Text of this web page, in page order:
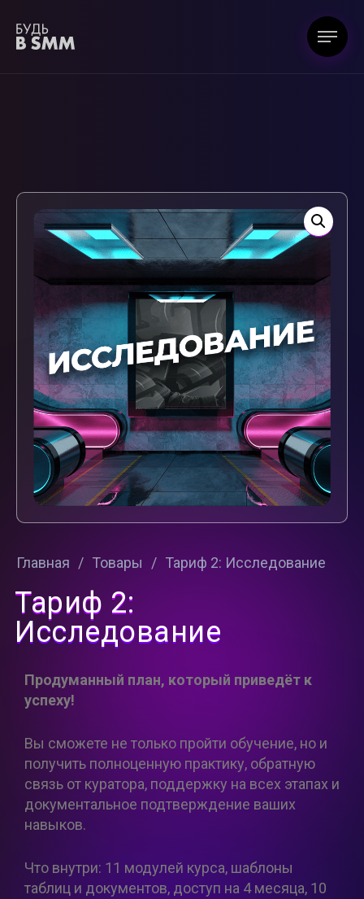
Главная / Товары / Тариф 2: Исследование
Тариф 2:
Исследование
Продуманный план, который приведёт к
успеху!
Вы сможете не только пройти обучение, но и
получить полноценную практику, обратную
связь от куратора, поддержку на всех этапах и
документальное подтверждение ваших
навыков.
Что внутри: 11 модулей курса, шаблоны
таблиц и документов, доступ на 4 месяца, 10